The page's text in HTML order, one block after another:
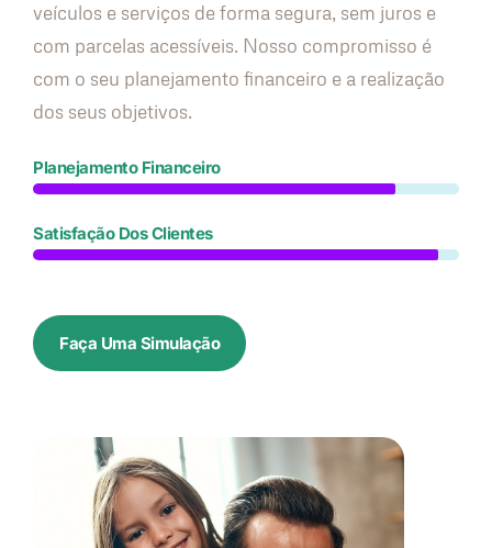
veículos e serviços de forma segura, sem juros e
com parcelas acessíveis. Nosso compromisso é
com o seu planejamento financeiro e a realização
dos seus objetivos.
Planejamento Financeiro
Satisfação Dos Clientes
Faça Uma Simulação